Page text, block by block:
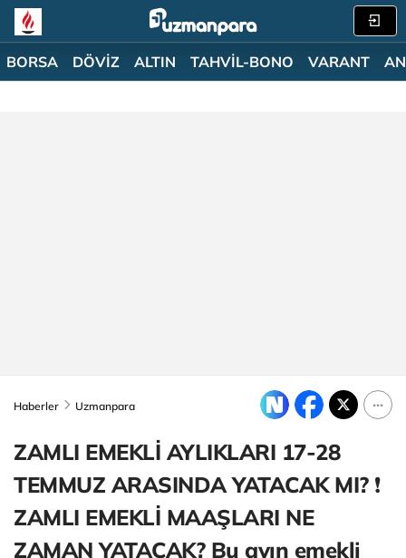
BORSA DÖVİZ ALTIN TAHVİL-BONO VARANT
Haberler Uzmanpara
ZAMLI EMEKLİ AYLIKLARI 17-28
TEMMUZ ARASINDA YATACAK MI? ❗
ZAMLI EMEKLİ MAAŞLARI NE
ZAMAN YATACAK? Bu ayın emekli